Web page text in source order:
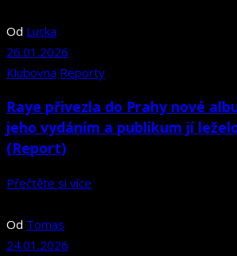
Od Lucka
26.01.2026
Klubovna Reporty
Raye přivezla do Prahy nové
jeho vydáním a publikum jí
(Report)
Přečtěte si více
Od Tomas
24.01.2026